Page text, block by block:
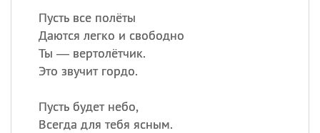
Пусть все полёты
Даются легко и свободно
Ты — вертолётчик.
Это звучит гордо.
Пусть будет небо,
Всегда для тебя ясным.